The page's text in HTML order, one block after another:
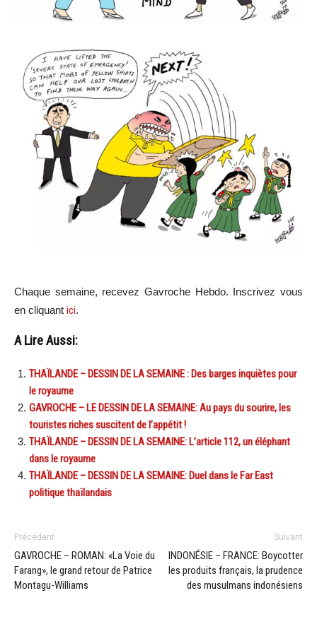
Chaque semaine, recevez Gavroche Hebdo. Inscrivez vous
en cliquant ici.
A Lire Aussi:
THAÏLANDE – DESSIN DE LA SEMAINE : Des barges inquiètes pour
le royaume
GAVROCHE – LE DESSIN DE LA SEMAINE: Au pays du sourire, les
touristes riches suscitent de l’appétit !
THAÏLANDE – DESSIN DE LA SEMAINE: L’article 112, un éléphant
dans le royaume
THAÏLANDE – DESSIN DE LA SEMAINE: Duel dans le Far East
politique thaïlandais
Précédent
GAVROCHE – ROMAN: «La Voie du
Farang», le grand retour de Patrice
Montagu-Williams
Suivant
INDONÉSIE – FRANCE: Boycotter
les produits français, la prudence
des musulmans indonésiens